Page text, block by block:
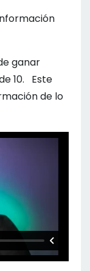
ganar
10. Este
de lo